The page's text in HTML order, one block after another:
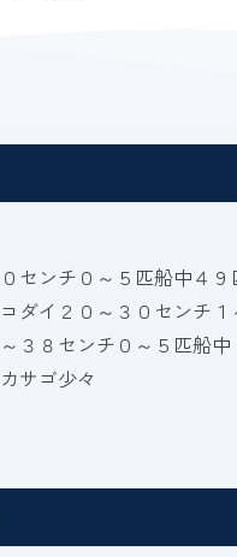
センチ０～５匹船中４９
ダイ２０～３０センチ
３８センチ０～５匹船
サゴ少々